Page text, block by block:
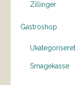
Zillinger
Gastroshop
Ukategoriseret
Smagekasse